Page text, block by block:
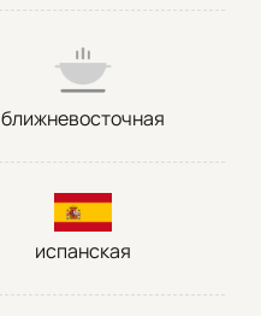
ближневосточная
испанская